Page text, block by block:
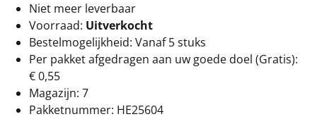
Alle kerstpakketten 2026
Thema
Origineel
Niet meer leverbaar
Voorraad: Uitverkocht
Bestelmogelijkheid: Vanaf 5 stuks
Per pakket afgedragen aan uw goede doel (Gratis):
€ 0,55
Magazijn: 7
Pakketnummer: HE25604